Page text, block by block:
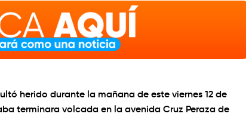
herido durante la mañana de este viernes 12 de
terminara volcada en la avenida Cruz Peraza de